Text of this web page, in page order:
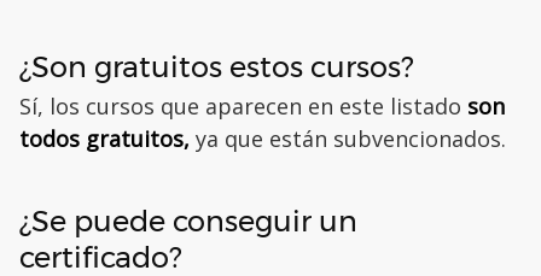
¿Son gratuitos estos cursos?
Sí, los cursos que aparecen en este listado son
todos gratuitos, ya que están subvencionados.
¿Se puede conseguir un
certificado?